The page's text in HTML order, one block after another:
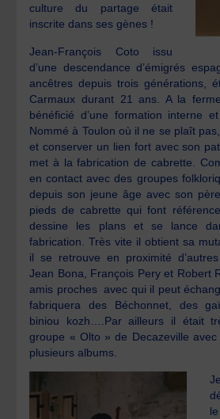
culture du partage était
inscrite dans ses gènes !
Jean-François Coto issu
d’une descendance d’émigrés
ancêtres depuis trois générations,
Carmaux durant 21 ans. A la
bénéficié d’une formation interne
Nommé à Toulon où il ne se plaît
et conserver un lien fort avec son
met à la fabrication de cabrette.
en contact avec des groupes
depuis son jeune âge avec son
pieds de cabrette qui font
dessine les plans et se lance
fabrication. Très vite il obtient sa
il se retrouve en proximité
Jean Bona, François Pery et Robert
amis proches avec qui il peut
fabriquera des Béchonnet, des
biniou kozh….Par ailleurs il était
groupe « Olto » de Decazeville
plusieurs albums.